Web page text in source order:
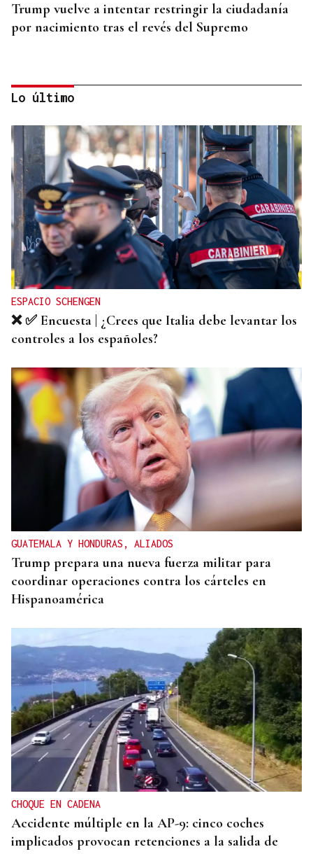
Trump vuelve a intentar restringir la ciudadanía
por nacimiento tras el revés del Supremo
RELACIONES DIPLOMÁTICAS
Chile y Venezuela retoman sus relaciones
consulares tras dos años de ruptura
Lo último
ESPACIO SCHENGEN
❌ ✅ Encuesta | ¿Crees que Italia debe levantar los
controles a los españoles?
GUATEMALA Y HONDURAS, ALIADOS
Trump prepara una nueva fuerza militar para
coordinar operaciones contra los cárteles en
Hispanoamérica
CHOQUE EN CADENA
Accidente múltiple en la AP-9: cinco coches
implicados provocan retenciones a la salida de